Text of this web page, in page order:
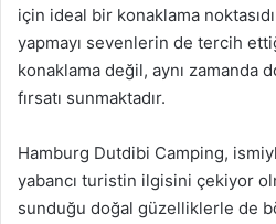
için ideal bir konaklama
yapmayı sevenlerin de tercih
konaklama değil, aynı zamanda
fırsatı sunmaktadır.
Hamburg Dutdibi Camping,
yabancı turistin ilgisini çekiyor
sunduğu doğal güzelliklerle de